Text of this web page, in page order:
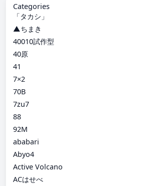
Categories
「タカシ」
▲ちまき
40010試作型
40原
41
7×2
70B
7zu7
88
92M
ababari
Abyo4
Active Volcano
ACはせべ